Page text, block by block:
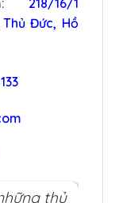
218/16/1
Thủ Đức, Hồ
thủ